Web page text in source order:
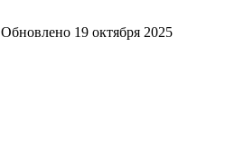
Обновлено 19 октября 2025